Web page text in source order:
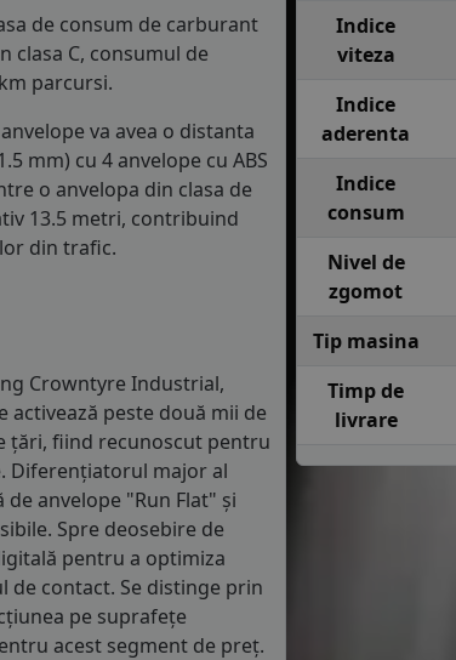
de consum de carburant
clasa C, consumul de
parcursi.
va avea o distanta
mm) cu 4 anvelope cu ABS
o anvelopa din clasa de
13.5 metri, contribuind
din trafic.
Crowntyre Industrial,
peste două mii de
țări, fiind recunoscut pentru
Diferențiatorul major al
anvelope "Run Flat" și
Spre deosebire de
pentru a optimiza
contact. Se distinge prin
pe suprafețe
acest segment de preț.
Indice
viteza
Indice
aderenta
Indice
consum
Nivel de
zgomot
Tip masina
Timp de
livrare